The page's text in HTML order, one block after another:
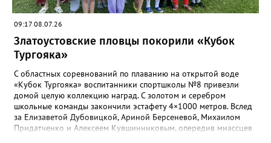
09:17 08.07.26
Златоустовские пловцы покорили «Кубок
Тургояка»
С областных соревнований по плаванию на открытой воде
«Кубок Тургояка» воспитанники спортшколы №8 привезли
домой целую коллекцию наград. С золотом и серебром
школьные команды закончили эстафету 4×1000 метров. Вслед
за Елизаветой Дубовицкой, Ариной Берсеневой, Михаилом
Придатченко и Алексеем Кувшинниковым, опередив миассцев